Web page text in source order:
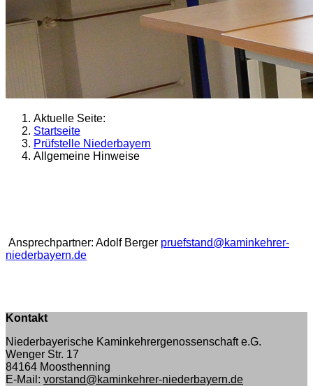
Aktuelle Seite:
Startseite
Prüfstelle Niederbayern
Allgemeine Hinweise
Ansprechpartner: Adolf Berger pruefstand@kaminkehrer-
niederbayern.de
Kontakt
Niederbayerische Kaminkehrergenossenschaft e.G.
Wenger Str. 17
84164 Moosthenning
E-Mail: vorstand@kaminkehrer-niederbayern.de